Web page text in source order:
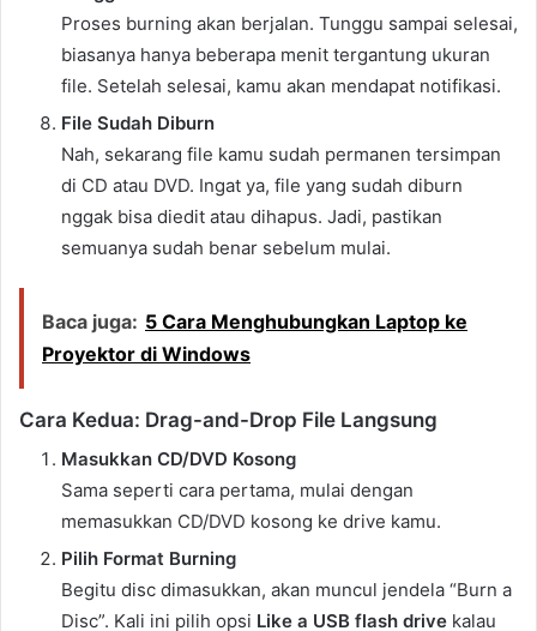
Proses burning akan berjalan. Tunggu sampai selesai,
biasanya hanya beberapa menit tergantung ukuran
file. Setelah selesai, kamu akan mendapat notifikasi.
File Sudah Diburn
Nah, sekarang file kamu sudah permanen tersimpan
di CD atau DVD. Ingat ya, file yang sudah diburn
nggak bisa diedit atau dihapus. Jadi, pastikan
semuanya sudah benar sebelum mulai.
Baca juga: 5 Cara Menghubungkan Laptop ke
Proyektor di Windows
Cara Kedua: Drag-and-Drop File Langsung
Masukkan CD/DVD Kosong
Sama seperti cara pertama, mulai dengan
memasukkan CD/DVD kosong ke drive kamu.
Pilih Format Burning
Begitu disc dimasukkan, akan muncul jendela “Burn a
Disc”. Kali ini pilih opsi Like a USB flash drive kalau